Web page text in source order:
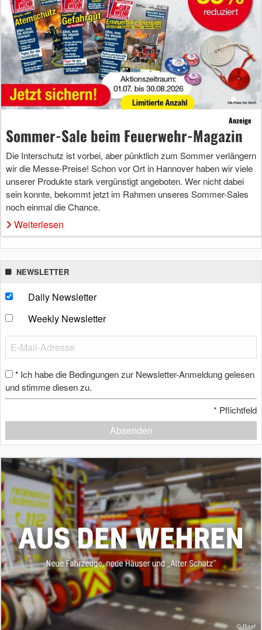
Anzeige
Sommer-Sale beim Feuerwehr-Magazin
Die Interschutz ist vorbei, aber pünktlich zum Sommer verlängern
wir die Messe-Preise! Schon vor Ort in Hannover haben wir viele
unserer Produkte stark vergünstigt angeboten. Wer nicht dabei
sein konnte, bekommt jetzt im Rahmen unseres Sommer-Sales
noch einmal die Chance.
Weiterlesen
NEWSLETTER
Daily Newsletter
Weekly Newsletter
* Ich habe die Bedingungen zur Newsletter-Anmeldung gelesen
und stimme diesen zu.
* Pflichtfeld
Absenden